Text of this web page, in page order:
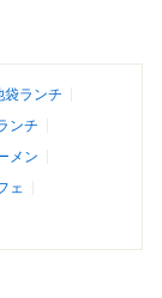
袋ランチ
ンチ
メン
ェ